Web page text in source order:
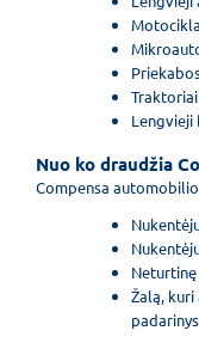
Nuo ko draudžia
Compensa
Žalą,